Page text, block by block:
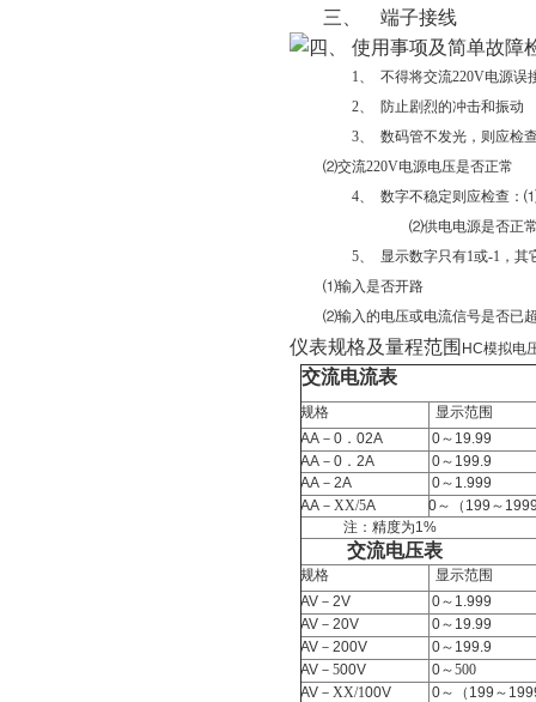
三、 端子接线
四、 使用事项及简单故障
1、 不得将交流220V电源误
2、
防止剧烈的冲击和振动
3、 数码管不发光，则应检
⑵交流220V电源电压是否正常
4、 数字不稳定则应检查：
⑵供电电源是否正
5、
显示数字只有1或-1，其
⑴输入是否开路
⑵输入的电压或电流信号是否已
仪表规格及量程范围 HC模拟电
交流电流表
规格
显示范围
AA－ 0． 02A 0～ 19.99
AA－ 0． 2A 0～ 199.9
AA－ 2A 0～ 1.999
AA－XX/5A 0～（ 199 ～
注：精度为1%
交流电压表
规格
显示范围
AV－ 2V 0～ 1.999
AV－ 20V 0～ 19.99
AV－ 200V 0～ 199.9
AV－500V 0～500
AV－XX/100V 0～（ 199 ～